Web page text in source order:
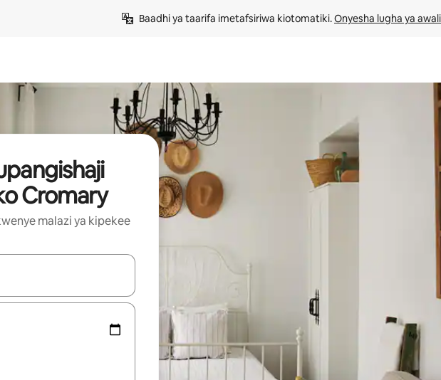
Baadhi ya taarifa imetafsiriwa kiotomatiki. Onyesha lugha ya awali
Cromary
malazi ya kipekee
vinjari kwa kutumia vitufe vya vishale vya juu na chini au uchunguze kwa kugusa au